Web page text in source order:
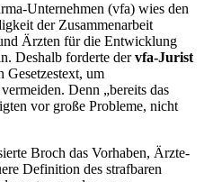
Unternehmen (vfa) wies den
der Zusammenarbeit
Ärzten für die Entwicklung
Deshalb forderte dervfa-Jurist
Gesetzestext, um
Denn „bereits das
vor große Probleme, nicht
Broch das Vorhaben, Ärzte-
Definition des strafbaren